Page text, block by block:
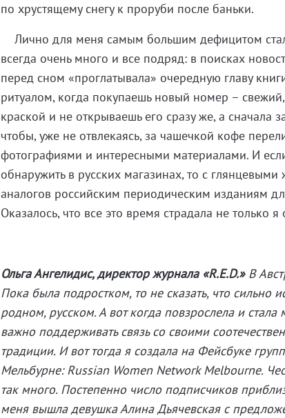
по хрустящему снегу к проруби после баньки.
Лично для меня самым большим дефицитом
всегда очень много и все подряд: в поисках
перед сном «проглатывала» очередную главу
ритуалом, когда покупаешь новый номер –
краской и не открываешь его сразу же, а сначала
чтобы, уже не отвлекаясь, за чашечкой кофе
фотографиями и интересными материалами. И
обнаружить в русских магазинах, то с
аналогов российским периодическим изданиям
Оказалось, что все это время страдала не только я
Ольга Ангелидис, директор журнала «R.E.D.»В
Пока была подростком, то не сказать, что сильно
родном, русском. А вот когда повзрослела и стала
важно поддерживать связь со своими
традиции. И вот тогда я создала на Фейсбуке
Мельбурне: Russian Women Network Melbourne.
так много. Постепенно число подписчиков
меня вышла девушка Алина Дьячевская с